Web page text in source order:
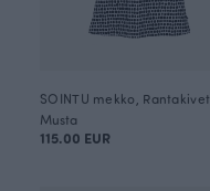
SOINTU mekko, Rantakivet
Musta
115.00 EUR